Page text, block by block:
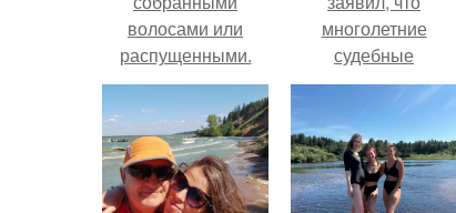
волосами или
распущенными.
Эффективный уход
за волосами перед
сном для их
ночного
восстановления
многолетние
судебные
разбирательства
уничтожили его
состояние.